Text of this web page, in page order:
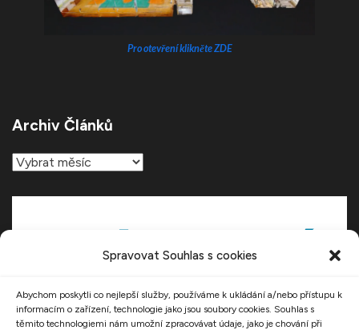
Spravovat Souhlas s cookies
Abychom poskytli co nejlepší služby, používáme k ukládání a/nebo přístupu k
informacím o zařízení, technologie jako jsou soubory cookies. Souhlas s
těmito technologiemi nám umožní zpracovávat údaje, jako je chování při
Pro otevření klikněte ZDE
Archiv Článků
Archiv